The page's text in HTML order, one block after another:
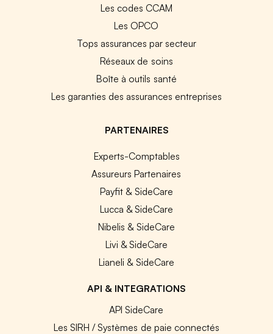
Les codes CCAM
Les OPCO
Tops assurances par secteur
Réseaux de soins
Boîte à outils santé
Les garanties des assurances entreprises
PARTENAIRES
Experts-Comptables
Assureurs Partenaires
Payfit & SideCare
Lucca & SideCare
Nibelis & SideCare
Livi & SideCare
Lianeli & SideCare
API & INTEGRATIONS
API SideCare
Les SIRH / Systèmes de paie connectés